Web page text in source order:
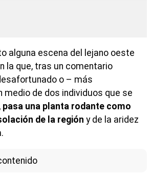
alguna escena del lejano oeste
la que, tras un comentario
o – más
medio de dos individuos que se
pasa una planta rodante como
de la región y de la aridez